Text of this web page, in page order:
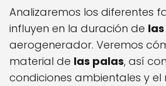
Analizaremos los diferentes
influyen en la duración de
aerogenerador. Veremos
material de las palas, así
condiciones ambientales y